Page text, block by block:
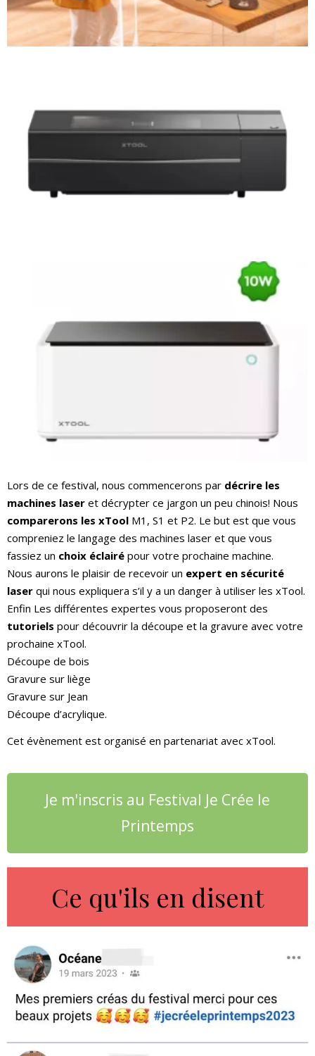
Lors de ce festival, nous commencerons par décrire les
machines laser et décrypter ce jargon un peu chinois! Nous
comparerons les xTool M1, S1 et P2. Le but est que vous
compreniez le langage des machines laser et que vous
fassiez un choix éclairé pour votre prochaine machine.
Nous aurons le plaisir de recevoir un expert en sécurité
laser qui nous expliquera s’il y a un danger à utiliser les xTool.
Enfin Les différentes expertes vous proposeront des
tutoriels pour découvrir la découpe et la gravure avec votre
prochaine xTool.
Découpe de bois
Gravure sur liège
Gravure sur Jean
Découpe d’acrylique.
Cet évènement est organisé en partenariat avec xTool.
Je m'inscris au Festival Je Crée le
Printemps
Ce qu'ils en disent